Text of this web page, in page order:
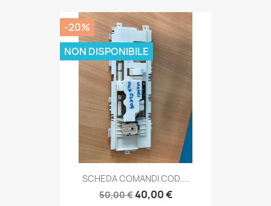
SCHEDA COMANDI COD....
50,00 €40,00 €
-20%
NON DISPONIBILE